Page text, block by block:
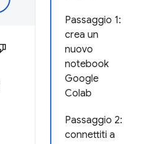
Passaggio 1:
crea un
nuovo
notebook
Google
Colab
Passaggio 2:
connettiti a